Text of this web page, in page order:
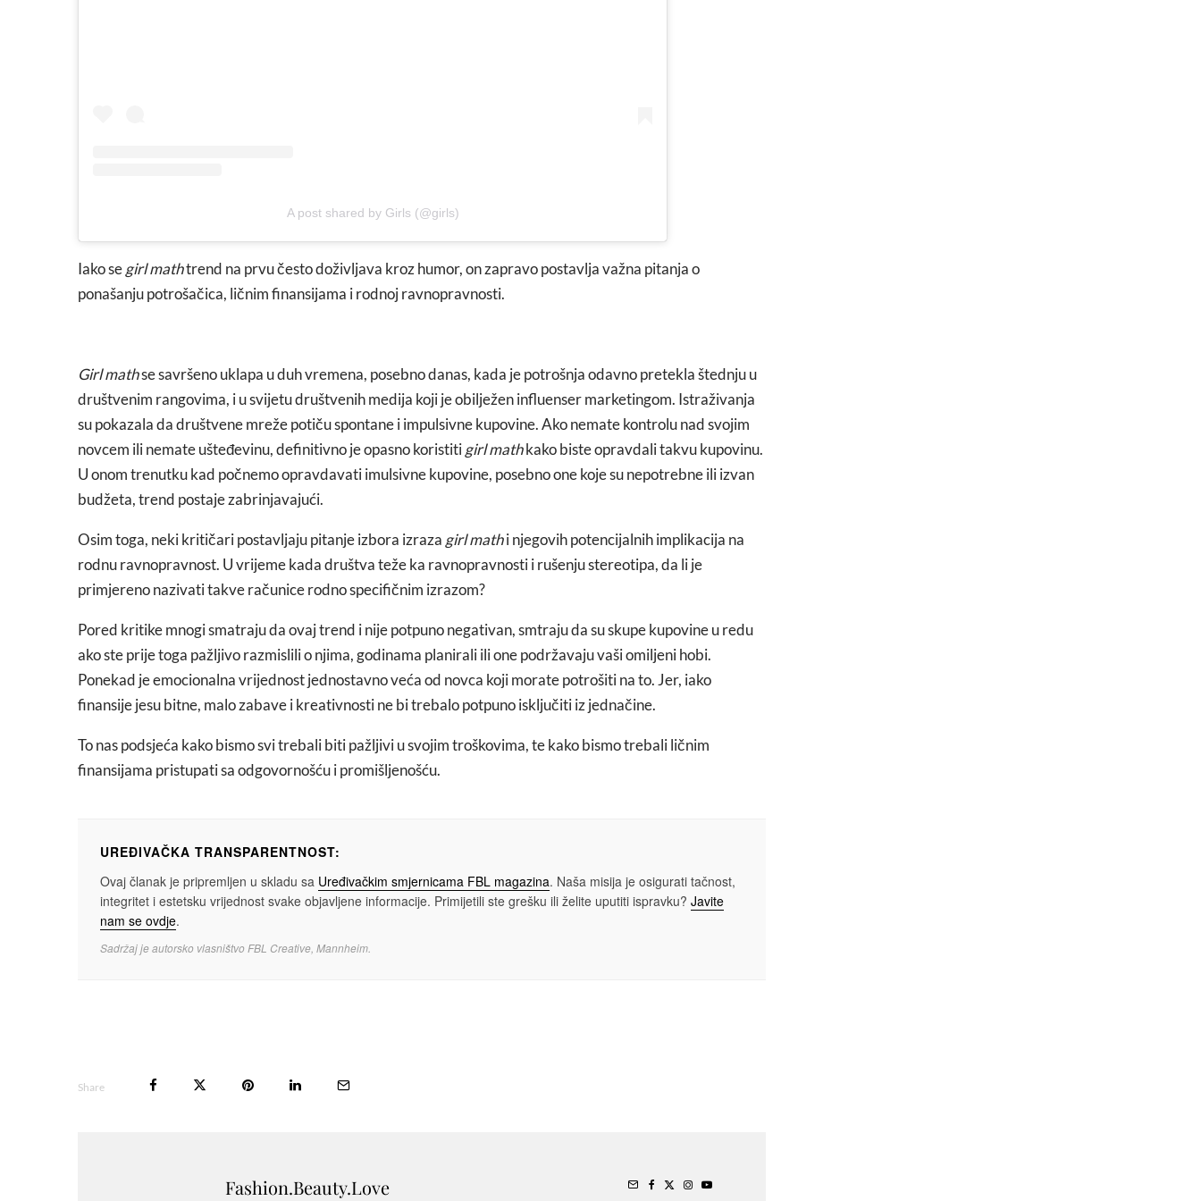
A post shared by Girls (@girls)
Iako segirl mathtrend na prvu često doživljava kroz humor, on zapravo postavlja važna pitanja o
ponašanju potrošačica, ličnim finansijama i rodnoj ravnopravnosti.
Girl mathse savršeno uklapa u duh vremena, posebno danas, kada je potrošnja odavno pretekla štednju u
društvenim rangovima, i u svijetu društvenih medija koji je obilježen influenser marketingom. Istraživanja
su pokazala da društvene mreže potiču spontane i impulsivne kupovine. Ako nemate kontrolu nad svojim
novcem ili nemate ušteđevinu, definitivno je opasno koristitigirl mathkako biste opravdali takvu kupovinu.
U onom trenutku kad počnemo opravdavati imulsivne kupovine, posebno one koje su nepotrebne ili izvan
budžeta, trend postaje zabrinjavajući.
Osim toga, neki kritičari postavljaju pitanje izbora izraza girl mathi njegovih potencijalnih implikacija na
rodnu ravnopravnost. U vrijeme kada društva teže ka ravnopravnosti i rušenju stereotipa, da li je
primjereno nazivati takve računice rodno specifičnim izrazom?
Pored kritike mnogi smatraju da ovaj trend i nije potpuno negativan, smtraju da su skupe kupovine u redu
ako ste prije toga pažljivo razmislili o njima, godinama planirali ili one podržavaju vaši omiljeni hobi.
Ponekad je emocionalna vrijednost jednostavno veća od novca koji morate potrošiti na to. Jer, iako
finansije jesu bitne, malo zabave i kreativnosti ne bi trebalo potpuno isključiti iz jednačine.
To nas podsjeća kako bismo svi trebali biti pažljivi u svojim troškovima, te kako bismo trebali ličnim
finansijama pristupati sa odgovornošću i promišljenošću.
UREĐIVAČKA TRANSPARENTNOST:
Ovaj članak je pripremljen u skladu sa Uređivačkim smjernicama FBL magazina. Naša misija je osigurati tačnost,
integritet i estetsku vrijednost svake objavljene informacije. Primijetili ste grešku ili želite uputiti ispravku? Javite
nam se ovdje.
Sadržaj je autorsko vlasništvo FBL Creative, Mannheim.
Share
Fashion.Beauty.Love